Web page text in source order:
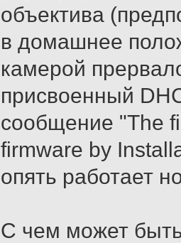
объектива
в домашнее
камерой
присвоенный
сообщение "The
firmware by
опять работает
С чем может